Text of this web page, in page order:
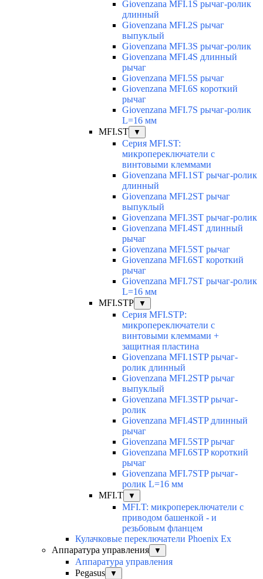
Giovenzana MFI.1S рычаг-ролик
длинный
Giovenzana MFI.2S рычаг
выпуклый
Giovenzana MFI.3S рычаг-ролик
Giovenzana MFI.4S длинный
рычаг
Giovenzana MFI.5S рычаг
Giovenzana MFI.6S короткий
рычаг
Giovenzana MFI.7S рычаг-ролик
L=16 мм
MFI.ST
▼
Серия MFI.ST:
микропереключатели с
винтовыми клеммами
Giovenzana MFI.1ST рычаг-ролик
длинный
Giovenzana MFI.2ST рычаг
выпуклый
Giovenzana MFI.3ST рычаг-ролик
Giovenzana MFI.4ST длинный
рычаг
Giovenzana MFI.5ST рычаг
Giovenzana MFI.6ST короткий
рычаг
Giovenzana MFI.7ST рычаг-ролик
L=16 мм
MFI.STP
▼
Серия MFI.STP:
микропереключатели с
винтовыми клеммами +
защитная пластина
Giovenzana MFI.1STP рычаг-
ролик длинный
Giovenzana MFI.2STP рычаг
выпуклый
Giovenzana MFI.3STP рычаг-
ролик
Giovenzana MFI.4STP длинный
рычаг
Giovenzana MFI.5STP рычаг
Giovenzana MFI.6STP короткий
рычаг
Giovenzana MFI.7STP рычаг-
ролик L=16 мм
MFI.T
▼
MFI.T: микропереключатели с
приводом башенкой - и
резьбовым фланцем
Кулачковые переключатели Phoenix Ex
Аппаратура управления
▼
Аппаратура управления
Pegasus
▼